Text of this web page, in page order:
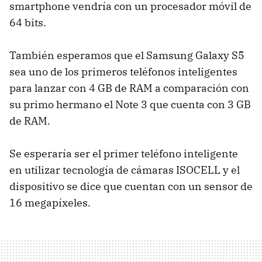
smartphone vendría con un procesador móvil de
64 bits.
También esperamos que el Samsung Galaxy S5
sea uno de los primeros teléfonos inteligentes
para lanzar con 4 GB de RAM a comparación con
su primo hermano el Note 3 que cuenta con 3 GB
de RAM.
Se esperaría ser el primer teléfono inteligente
en utilizar tecnología de cámaras ISOCELL y el
dispositivo se dice que cuentan con un sensor de
16 megapíxeles.